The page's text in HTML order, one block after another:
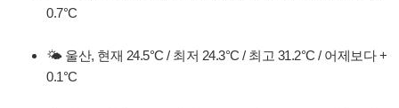
0.7°C
🌤️ 울산, 현재 24.5°C / 최저 24.3°C / 최고 31.2°C / 어제보다 +
0.1°C